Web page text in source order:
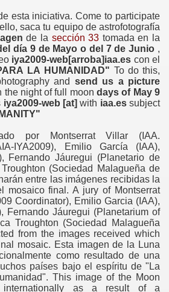
esta iniciativa. Come to participate
saca tu equipo de astrofotografía
de la sección 33 tomada en la
día 9 de Mayo o del 7 de Junio ,
iya2009-web[arroba]iaa.es con el
LA HUMANIDAD" To do this,
and send us a picture
the night of full moondays of May 9
iya2009-web [at] with iaa.essubject
por Montserrat Villar (IAA.
IYA2009), Emilio García (IAA),
Fernando Jáuregui (Planetario de
(Sociedad Malagueña de
entre las imágenes recibidas la
mosaico final. A jury of Montserrat
Coordinator), Emilio Garcia (IAA),
Fernando Jáuregui (Planetarium of
Troughton (Sociedad Malagueña
from the images received which
mosaic. Esta imagen de la Luna
como resultado de una
países bajo el espíritu de "La
This image of the Moon
as a result of a